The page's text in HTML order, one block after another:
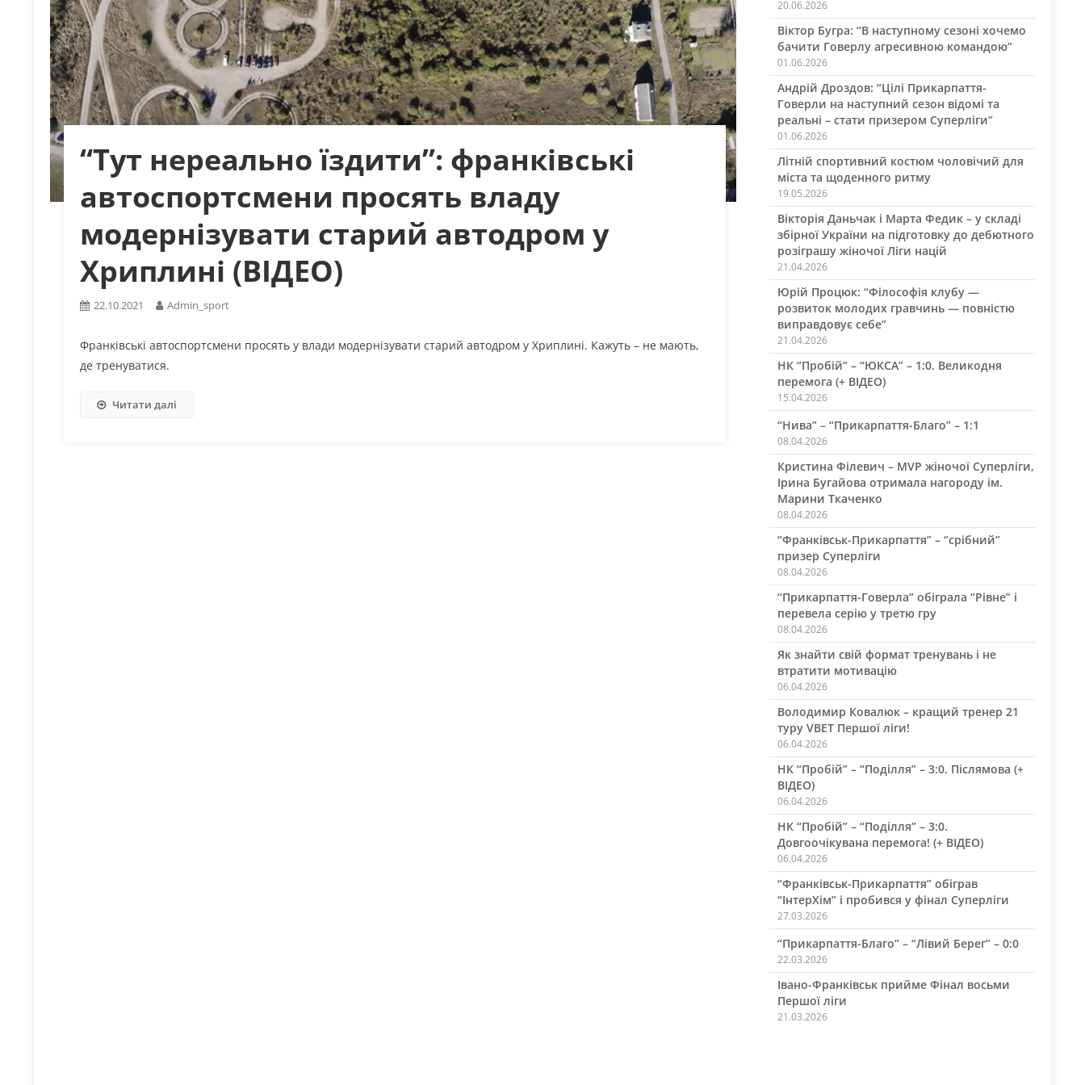
“Тут нереально їздити”: франківські
автоспортсмени просять владу
модернізувати старий автодром у
Хриплині (ВІДЕО)
22.10.2021 Admin_sport
Франківські автоспортсмени просять у влади модернізувати старий автодром у Хриплині. Кажуть – не мають,
де тренуватися.
Читати далі
20.06.2026
Віктор Бугра: “В наступному сезоні хочемо
бачити Говерлу агресивною командою”
01.06.2026
Андрій Дроздов: “Цілі Прикарпаття-
Говерли на наступний сезон відомі та
реальні – стати призером Суперліги”
01.06.2026
Літній спортивний костюм чоловічий для
міста та щоденного ритму
19.05.2026
Вікторія Даньчак і Марта Федик – у складі
збірної України на підготовку до дебютного
розіграшу жіночої Ліги націй
21.04.2026
Юрій Процюк: “Філософія клубу —
розвиток молодих гравчинь — повністю
виправдовує себе”
21.04.2026
НК “Пробій” – “ЮКСА” – 1:0. Великодня
перемога (+ ВІДЕО)
15.04.2026
“Нива” – “Прикарпаття-Благо” – 1:1
08.04.2026
Кристина Філевич – MVP жіночої Суперліги,
Ірина Бугайова отримала нагороду ім.
Марини Ткаченко
08.04.2026
“Франківськ-Прикарпаття” – “срібний”
призер Суперліги
08.04.2026
“Прикарпаття-Говерла” обіграла “Рівне” і
перевела серію у третю гру
08.04.2026
Як знайти свій формат тренувань і не
втратити мотивацію
06.04.2026
Володимир Ковалюк – кращий тренер 21
туру VBET Першої ліги!
06.04.2026
НК “Пробій” – “Поділля” – 3:0. Післямова (+
ВІДЕО)
06.04.2026
НК “Пробій” – “Поділля” – 3:0.
Довгоочікувана перемога! (+ ВІДЕО)
06.04.2026
“Франківськ-Прикарпаття” обіграв
“ІнтерХім” і пробився у фінал Суперліги
27.03.2026
“Прикарпаття-Благо” – “Лівий Берег” – 0:0
22.03.2026
Івано-Франківськ прийме Фінал восьми
Першої ліги
21.03.2026